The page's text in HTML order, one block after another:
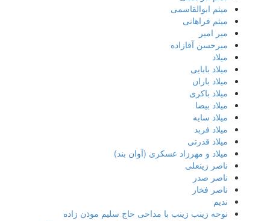
میثم ابوالقاسمی
میثم فراهانی
میر امیر
میرحسن آقازاده
میلاد
میلاد بابایی
میلاد باران
میلاد باکری
میلاد بیضا
میلاد سایه
میلاد فربد
​میلاد قدرتی
میلاد و مهرزاد عسکری (آوان بند)
ناصر زینعلی
ناصر صدر
ناصر فخار
ندیم
نوحه زینب زینب با مداحی حاج سلیم موذن زاده